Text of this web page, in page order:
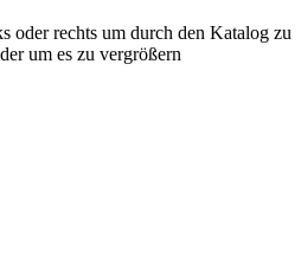
oder rechts um durch den Katalog zu
um es zu vergrößern